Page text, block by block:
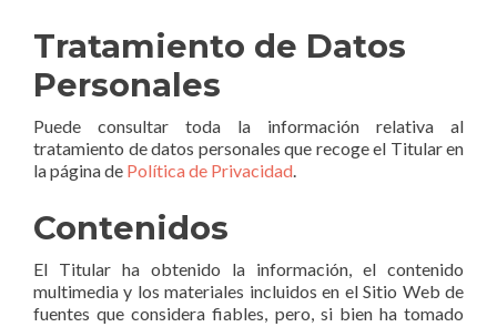
Tratamiento de Datos
Personales
Puede consultar toda la información relativa al
tratamiento de datos personales que recoge el Titular en
la página de Política de Privacidad.
Contenidos
El Titular ha obtenido la información, el contenido
multimedia y los materiales incluidos en el Sitio Web de
fuentes que considera fiables, pero, si bien ha tomado